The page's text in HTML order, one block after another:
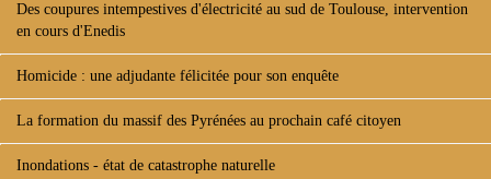
Des coupures intempestives d'électricité au sud de Toulouse, intervention
en cours d'Enedis
Homicide : une adjudante félicitée pour son enquête
La formation du massif des Pyrénées au prochain café citoyen
Inondations - état de catastrophe naturelle